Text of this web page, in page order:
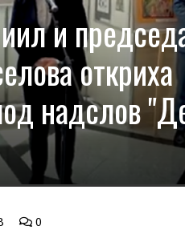
и
откриха
надслов
0